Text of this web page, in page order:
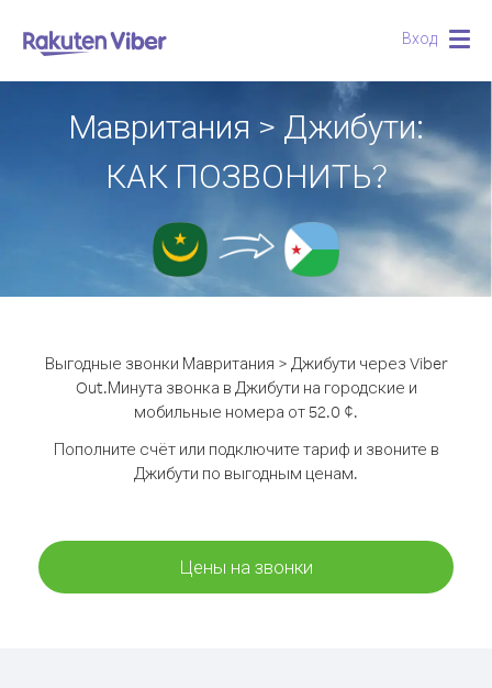
Вход
Мавритания > Джибути:
КАК ПОЗВОНИТЬ?
Выгодные звонки Мавритания > Джибути через Viber
Out.Минута звонка в Джибути на городские и
мобильные номера от 52.0 ¢.
Пополните счёт или подключите тариф и звоните в
Джибути по выгодным ценам.
Цены на звонки